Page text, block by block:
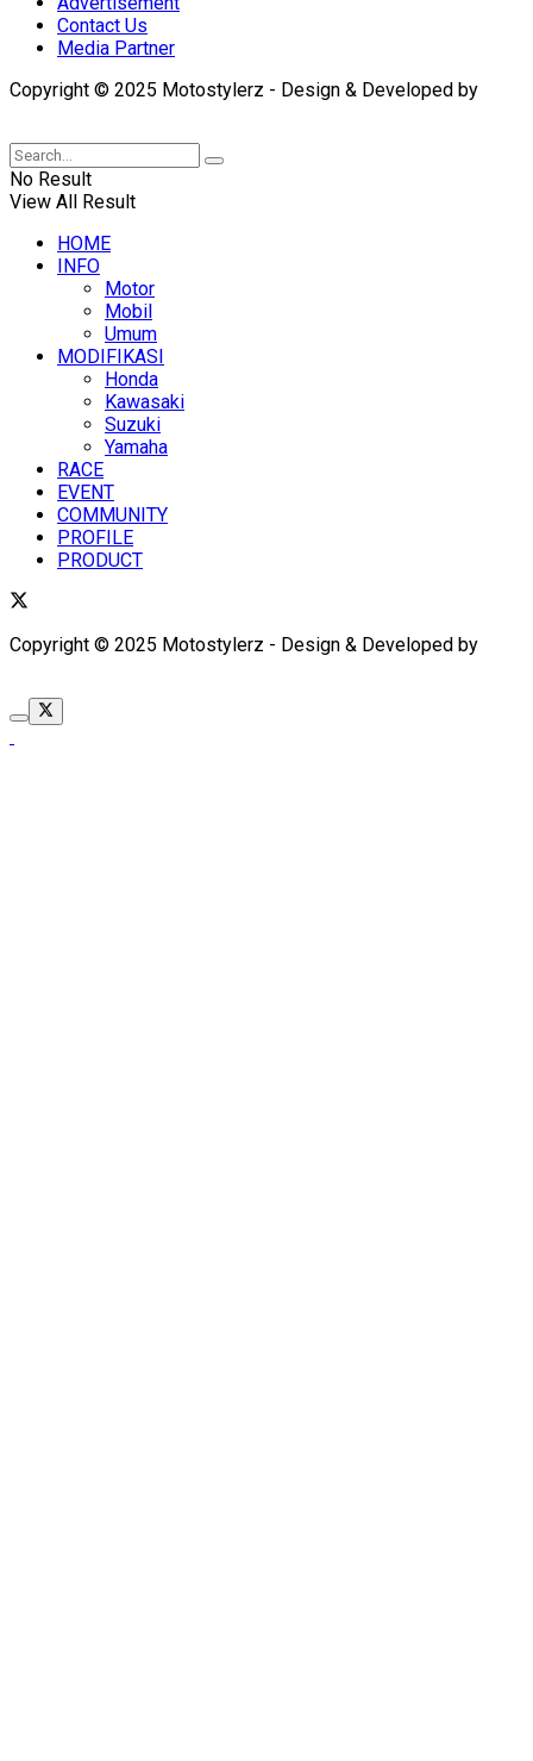
Contact Us
Media Partner
Copyright © 2025 Motostylerz - Design & Developed by
No Result
View All Result
HOME
INFO
Motor
Mobil
Umum
MODIFIKASI
Honda
Kawasaki
Suzuki
Yamaha
RACE
EVENT
COMMUNITY
PROFILE
PRODUCT
Copyright © 2025 Motostylerz - Design & Developed by